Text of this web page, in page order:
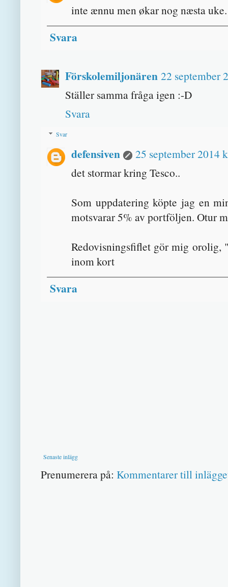
inte ænnu men økar nog næsta
Svara
Förskolemiljonären 22 september
Ställer samma fråga igen :-D
Svara
Svar
defensiven
25 september 2014
det stormar kring Tesco..
Som uppdatering köpte jag en
motsvarar 5% av portföljen. Otur
Redovisningsfiflet gör mig orolig,
inom kort
Svara
Senaste inlägg
Prenumerera på: Kommentarer till